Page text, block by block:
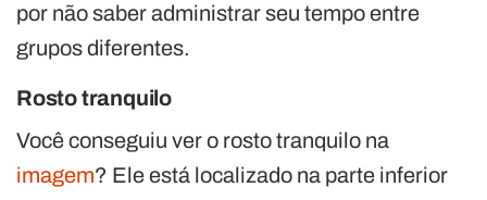
por não saber administrar seu tempo entre
grupos diferentes.
Rosto tranquilo
Você conseguiu ver o rosto tranquilo na
imagem? Ele está localizado na parte inferior